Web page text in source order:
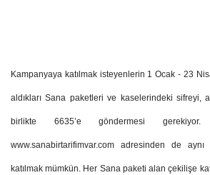
Kampanyaya katılmak isteyenlerin 1 Ocak - 23
aldıkları Sana paketleri ve kaselerindeki sifreyi,
birlikte 6635’e göndermesi
www.sanabirtarifimvar.com adresinden de
katılmak mümkün. Her Sana paketi alan çekilişe